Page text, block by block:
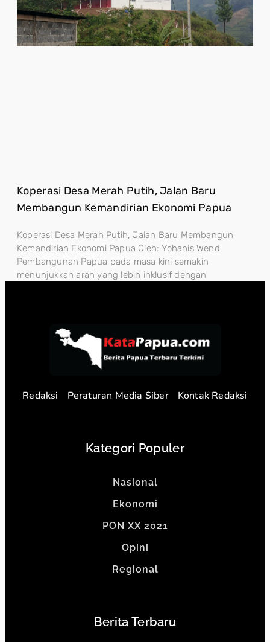
Koperasi Desa Merah Putih, Jalan Baru
Membangun Kemandirian Ekonomi Papua
Koperasi Desa Merah Putih, Jalan Baru Membangun
Kemandirian Ekonomi Papua Oleh: Yohanis Wend
Pembangunan Papua pada masa kini semakin
menunjukkan arah yang lebih inklusif dengan
Redaksi Peraturan Media Siber Kontak Redaksi
Kategori Populer
Nasional
Ekonomi
PON XX 2021
Opini
Regional
Berita Terbaru